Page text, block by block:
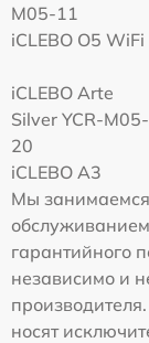
M05-11
iCLEBO O5 WiFi
iCLEBO Arte
Silver YCR-M05-
20
iCLEBO A3
Мы
гарантийного
независимо и
носят